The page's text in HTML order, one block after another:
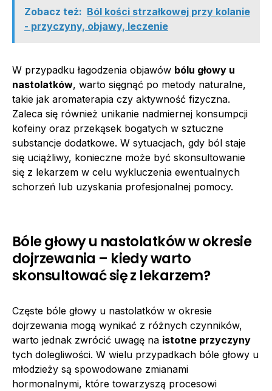
Zobacz też: Ból kości strzałkowej przy kolanie
- przyczyny, objawy, leczenie
W przypadku łagodzenia objawów bólu głowy u
nastolatków, warto sięgnąć po metody naturalne,
takie jak aromaterapia czy aktywność fizyczna.
Zaleca się również unikanie nadmiernej konsumpcji
kofeiny oraz przekąsek bogatych w sztuczne
substancje dodatkowe. W sytuacjach, gdy ból staje
się uciążliwy, konieczne może być skonsultowanie
się z lekarzem w celu wykluczenia ewentualnych
schorzeń lub uzyskania profesjonalnej pomocy.
Bóle głowy u nastolatków w okresie
dojrzewania – kiedy warto
skonsultować się z lekarzem?
Częste bóle głowy u nastolatków w okresie
dojrzewania mogą wynikać z różnych czynników,
warto jednak zwrócić uwagę na istotne przyczyny
tych dolegliwości. W wielu przypadkach bóle głowy u
młodzieży są spowodowane zmianami
hormonalnymi, które towarzyszą procesowi